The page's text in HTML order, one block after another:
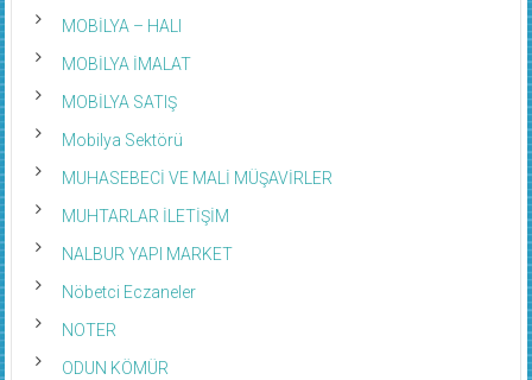
MOBİLYA – HALI
MOBİLYA İMALAT
MOBİLYA SATIŞ
Mobilya Sektörü
MUHASEBECİ VE MALİ MÜŞAVİRLER
MUHTARLAR İLETİŞİM
NALBUR YAPI MARKET
Nöbetci Eczaneler
NOTER
ODUN KÖMÜR